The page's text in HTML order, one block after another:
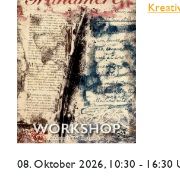
08. Oktober 2026, 10:30 - 16:30